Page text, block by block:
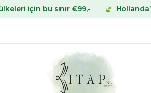
€99,- Hollanda’nın ilk Türk